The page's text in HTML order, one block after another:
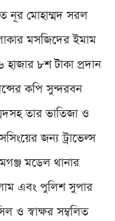
নূর মোহাম্মদ সরল
মসজিদের ইমাম
৮শ টাকা প্রদান
কপি সুন্দরবন
তার ভাতিজা ও
জন্য ট্রাভেল্স
মডেল থানার
এবং পুলিশ সুপার
ও স্বাক্ষর সম্বলিত